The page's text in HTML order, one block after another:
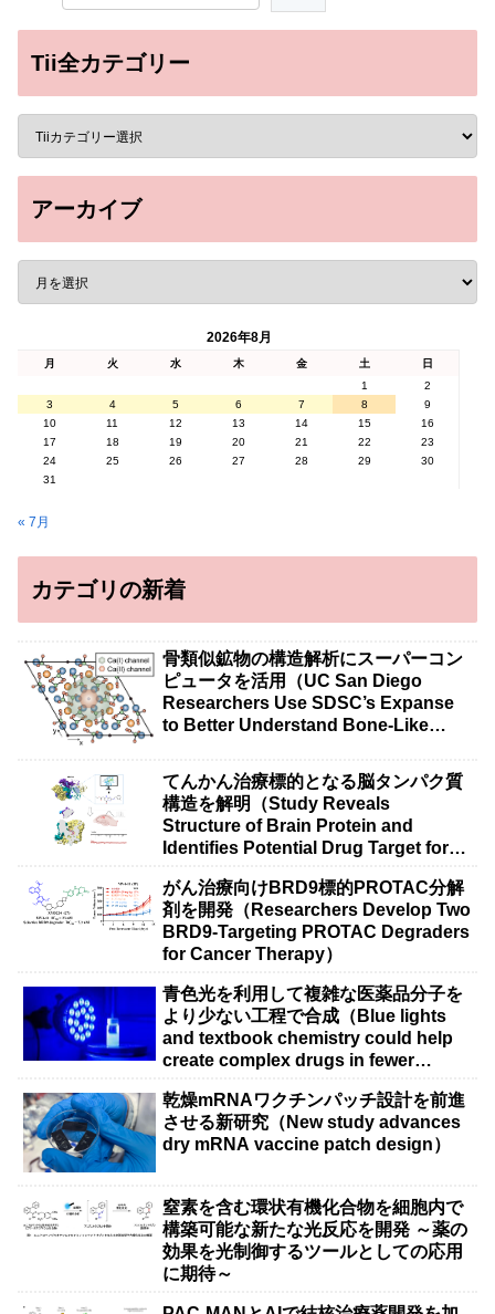
Tii全カテゴリー
アーカイブ
2026年8月
月 火 水 木 金 土
日
1
2
3
4 5 6 7 8
9
10
11 12 13 14 15
16
17
18 19 20 21 22
23
24
25 26 27 28 29
30
31
« 7月
カテゴリの新着
骨類似鉱物の構造解析にスーパーコン
ピュータを活用（UC San Diego
Researchers Use SDSC’s Expanse
to Better Understand Bone-Like
てんかん治療標的となる脳タンパク質
構造を解明（Study Reveals
Structure of Brain Protein and
Identifies Potential Drug Target for
がん治療向けBRD9標的PROTAC分解
剤を開発（Researchers Develop Two
BRD9-Targeting PROTAC Degraders
for Cancer Therapy）
青色光を利用して複雑な医薬品分子を
より少ない工程で合成（Blue lights
and textbook chemistry could help
create complex drugs in fewer
乾燥mRNAワクチンパッチ設計を前進
させる新研究（New study advances
dry mRNA vaccine patch design）
窒素を含む環状有機化合物を細胞内で
構築可能な新たな光反応を開発 ～薬の
効果を光制御するツールとしての応用
に期待～